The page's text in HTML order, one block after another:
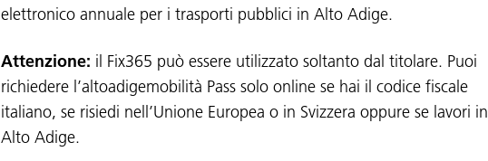
elettronico annuale per i trasporti pubblici in Alto Adige.
Attenzione: il Fix365 può essere utilizzato soltanto dal titolare. Puoi
richiedere l’altoadigemobilità Pass solo online se hai il codice fiscale
italiano, se risiedi nell’Unione Europea o in Svizzera oppure se lavori in
Alto Adige.